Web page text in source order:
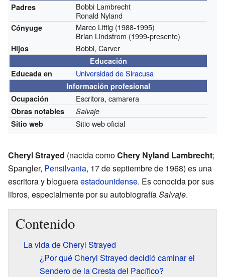
Padres
Bobbi Lambrecht
Ronald Nyland
Cónyuge Marco Littig (1988-1995)
Brian Lindstrom (1999-presente)
Hijos Bobbi, Carver
Educación
Educada en
Universidad de Siracusa
Información profesional
Ocupación
Escritora, camarera
Obras notables
Salvaje
Sitio web
Sitio web oficial
Cheryl Strayed (nacida comoChery Nyland Lambrecht;
Spangler, Pensilvania, 17 de septiembre de 1968) es una
escritora y blogueraestadounidense. Es conocida por sus
libros, especialmente por su autobiografíaSalvaje.
Contenido
La vida de Cheryl Strayed
¿Por qué Cheryl Strayed decidió caminar el
Sendero de la Cresta del Pacífico?